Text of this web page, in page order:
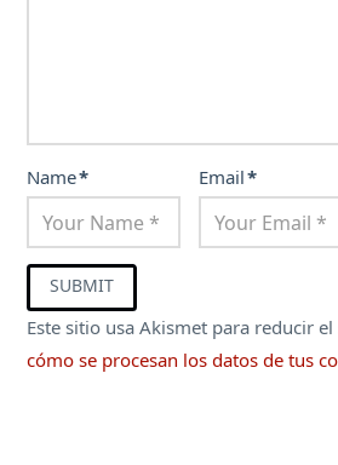
Name* Email*
Este sitio usa Akismet para reducir
cómo se procesan los datos de tus